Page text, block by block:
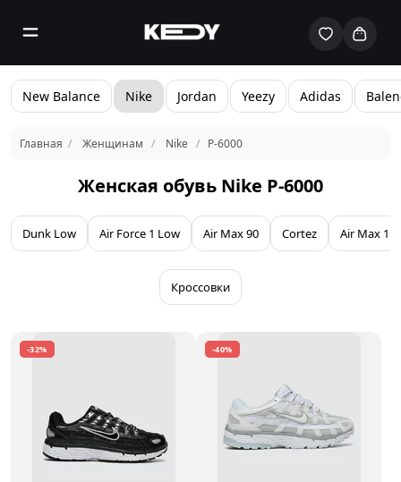
New Balance Nike Jordan Yeezy Adidas
Главная Женщинам Nike P-6000
Женская обувь Nike P-6000
Dunk Low Air Force 1 Low Air Max 90 Cortez Air Max 1
Кроссовки
-32% -40%